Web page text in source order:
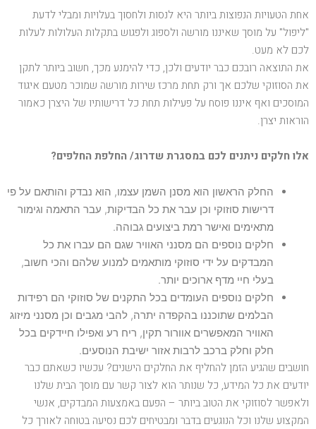
אחת הטעויות הנפוצות ביותר היא לנסות ולחסוך בעלויות ומבלי לדעת
"ליפול" על מוסך שאיננו מורשה ולספוג ולפגוש בתקלות העלולות לעלות
לכם לא מעט.
את התוצאה רובכם כבר יודעים ולכן, כדי להימנע מכך, חשוב ביותר לתקן
את הסוזוקי שלכם אך ורק תחת מרכז שירות מורשה שמוכר מטעם איגוד
המוסכים ואף איננו פוסח על פעילות תחת כל דרישותיו של היצרן כאמור
הוראות יצרן.
אלו חלקים ניתנים לכם במסגרת שדרוג/ החלפת החלפים?
החלק הראשון הוא מסנן השמן עצמו, הוא נבדק והותאם על פי
דרישות סוזוקי וכן עבר את כל הבדיקות, עבר התאמה וגימור
מתאימים ואישר רמת ביצועים גבוהה.
חלקים נוספים הם מסנני האוויר שגם הם עברו את כל
המבדקים על ידי סוזוקי מותאמים למנוע שלהם והכי חשוב,
בעלי חיי מדף ארוכים יותר.
חלקים נוספים העומדים בכל התקנים של סוזוקי הם רפידות
הבלמים שתוכננו בהקפדה יתרה, להבי מגבים וכן מסנני מיזוג
האוויר המאפשרים אוורור תקין, ריח רע ואפילו חיידקים בכל
חלק וחלק ברכב לרבות אזור ישיבת הנוסעים.
חושבים שהגיע הזמן להחליף את החלקים הישנים? עכשיו כשאתם כבר
יודעים את כל המידע, כל שנותר הוא לצור קשר עם מוסך הבית שלנו
ולאפשר לסוזוקי את הטוב ביותר – הפעם באמצעות המבדקים, אנשי
המקצוע שלנו וכל הנוגעים בדבר ומבטיחים לכם נסיעה בטוחה לאורך כל